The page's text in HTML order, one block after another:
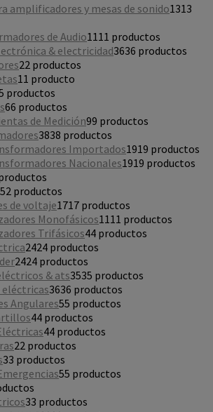
amplificadores y mesas de sonido1313
de Audio11 11 productos
& electricidad3636 productos
22 productos
1 1 producto
productos
66 productos
de Medición99 productos
3838 productos
Importados1919 productos
Nacionales1919 productos
52 productos
de voltaje1717 productos
Monofásicos11 11 productos
Trifásicos44 productos
2424 productos
2424 productos
& ats3535 productos
3636 productos
Angulares55 productos
44 productos
44 productos
22 productos
33 productos
55 productos
33 productos